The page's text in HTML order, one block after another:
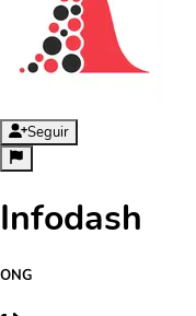
Seguir
Infodash
ONG